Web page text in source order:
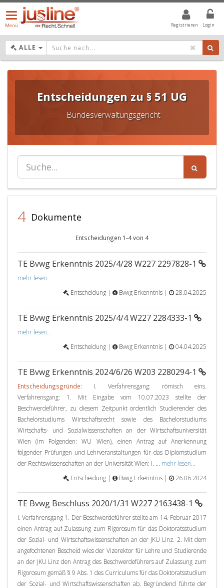
Registrieren Login
Menü
öffnen/schließen
Menü
ALLE DROPDOWN: GEWÄHLTER WERT IST ALLE
Entscheidungen zu § 51 UG
Bundesverwaltungsgericht
4 Dokumente
Entscheidungen 1-4 von 4
TE Bvwg Erkenntnis 2025/4/28 W227 2297828-1
mehr lesen...
Entscheidung |
Bvwg Erkenntnis | 28.04.2025
TE Bvwg Erkenntnis 2025/4/4 W227 2284333-1
mehr lesen...
Entscheidung |
Bvwg Erkenntnis | 04.04.2025
TE Bvwg Erkenntnis 2024/6/26 W203 2280294-1
Entscheidungsgründe: I. Verfahrensgang: römisch eins.
Verfahrensgang: 1. Mit Eingabe vom 10.07.2023 stellte der
Beschwerdeführer, zu diesem Zeitpunkt ordentlich Studierender des
Bachelorstudiums Wirtschaftsrecht sowie des Bachelorstudiums
Wirtschafts- und Sozialwissenschaften an der Wirtschaftsuniversität
Wien (im Folgenden: WU Wien), einen Antrag auf Anerkennung
folgender Prüfungen und Lehrveranstaltungen für das Diplomstudium
der Rechtswissenschaften an der Universität Wien: I. ... mehr lesen...
Entscheidung |
Bvwg Erkenntnis | 26.06.2024
TE Bvwg Beschluss 2020/1/31 W227 2163438-1
I. Verfahrensgang 1. Der Beschwerdeführer stellte am 14. Februar 2017
einen Antrag auf Zulassung zum Rigorosum für das Doktoratsstudium
der Sozial- und Wirtschaftswissenschaften an der JKU Linz. 2. Mit dem
angefochtenen Bescheid wies der Vizerektor für Lehre und Studierende
an der JKU Linz den Antrag des Beschwerdeführers auf Zulassung zum
Rigorosum gemäß § 9 Abs. 1 des Curriculums für das Doktoratsstudium
der Sozial- und Wirtschaftswissenschaften ab. Begründend führte der